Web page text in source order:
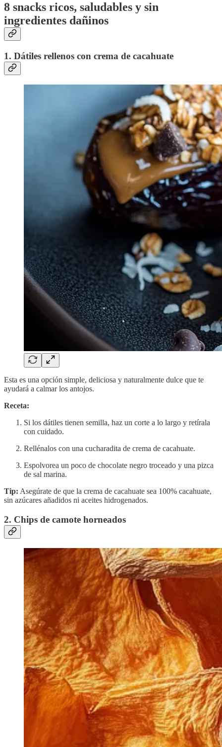
8 snacks ricos, saludables y sin
ingredientes dañinos
1. Dátiles rellenos con crema de cacahuate
Esta es una opción simple, deliciosa y naturalmente dulce que te
ayudará a calmar los antojos.
Receta:
Si los dátiles tienen semilla, haz un corte a lo largo y retírala
con cuidado.
Rellénalos con una cucharadita de crema de cacahuate.
Espolvorea un poco de chocolate negro troceado y una pizca
de sal marina.
Tip: Asegúrate de que la crema de cacahuate sea 100% cacahuate,
sin azúcares añadidos ni aceites hidrogenados.
2. Chips de camote horneados